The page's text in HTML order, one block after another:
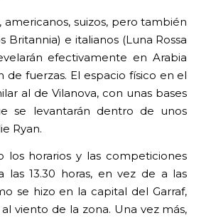
americanos, suizos, pero también
Britannia) e italianos (Luna Rossa
efectivamente en Arabia
de fuerzas. El espacio físico en el
al de Vilanova, con unas bases
se levantarán dentro de unos
Ryan.
los horarios y las competiciones
las 13.30 horas, en vez de a las
se hizo en la capital del Garraf,
viento de la zona. Una vez más,